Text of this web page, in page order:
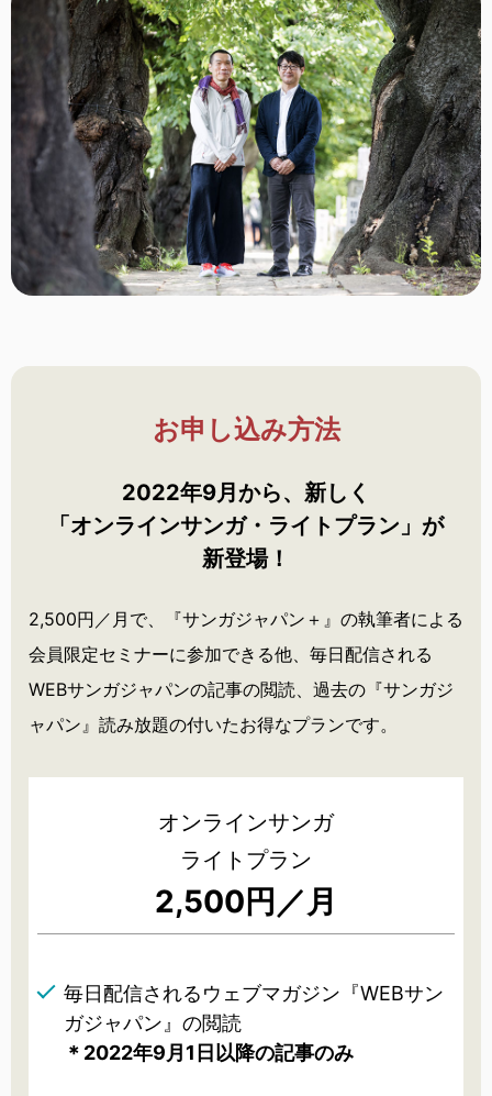
お申し込み方法
2022年9月から、新しく
「オンラインサンガ・ ライトプラン」が
新登場！
2,500円／月で、『サンガジャパン＋』の執筆者による
会員限定セミナーに参加できる他、毎日配信される
WEBサンガジャパンの記事の閲読、過去の『サンガジ
ャパン』読み放題の付いたお得なプランです。
オンラインサンガ
ライトプラン
2,500円／月
毎日配信されるウェブマガジン『WEBサン
ガジャパン』の閲読
＊2022年9月1日以降の記事のみ